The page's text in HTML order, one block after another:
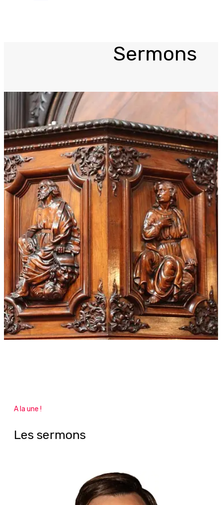
Sermons
A la une !
Les sermons